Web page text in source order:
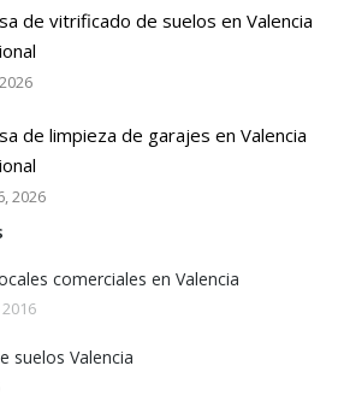
de vitrificado de suelos en Valencia
de limpieza de garajes en Valencia
2026
comerciales en Valencia
suelos Valencia